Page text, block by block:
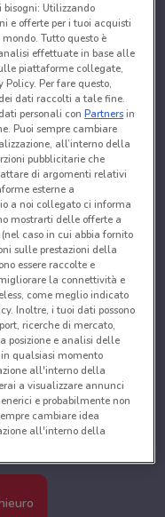
Utilizzando
e offerte per i tuoi acquisti
Tutto questo è
effettuate in base alle
piattaforme collegate,
Per fare questo,
dati raccolti a tale fine.
personali conPartnersin
Puoi sempre cambiare
all’interno della
pubblicitarie che
di argomenti relativi
esterne a
a noi collegato ci informa
mostrarti delle offerte a
caso in cui abbia fornito
sulle prestazioni della
essere raccolte e
la connettività e
come meglio indicato
Inoltre, i tuoi dati possono
ricerche di mercato,
posizione e analisi delle
qualsiasi momento
all'interno della
a visualizzare annunci
e probabilmente non
cambiare idea
all'interno della
per fornire:
attiva delle
Archiviare